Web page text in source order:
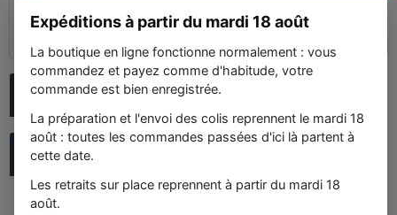
Expéditions à partir du mardi 18 août
La boutique en ligne fonctionne normalement : vous
commandez et payez comme d'habitude, votre
commande est bien enregistrée.
La préparation et l'envoi des colis reprennent le mardi 18
août : toutes les commandes passées d'ici là partent à
cette date.
Les retraits sur place reprennent à partir du mardi 18
août.
231 avis
Voir les avis
POSER UNE QUESTION AU VENDEUR
DESCRIPTION
Marque : HP